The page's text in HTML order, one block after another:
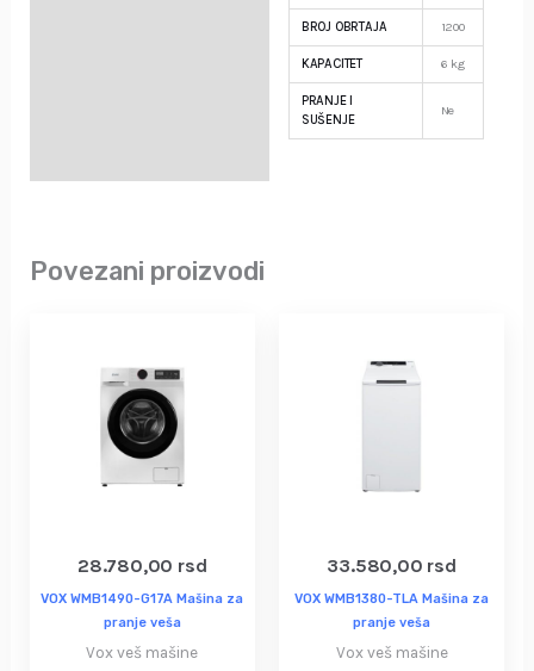
BROJ OBRTAJA 1200
KAPACITET 6 kg
PRANJE I
SUŠENJE
Ne
Povezani proizvodi
28.780,00 rsd
VOX WMB1490-G17A Mašina za
pranje veša
Vox veš mašine
33.580,00 rsd
VOX WMB1380-TLA Mašina za
pranje veša
Vox veš mašine